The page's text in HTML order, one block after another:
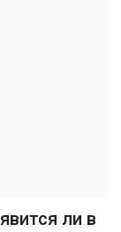
ли в